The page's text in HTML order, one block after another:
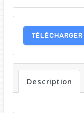
TÉLÉCHARGER
Description